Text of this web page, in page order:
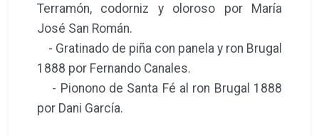
Terramón, codorniz y oloroso por María
José San Román.
- Gratinado de piña con panela y ron Brugal
1888 por Fernando Canales.
- Pionono de Santa Fé al ron Brugal 1888
por Dani García.